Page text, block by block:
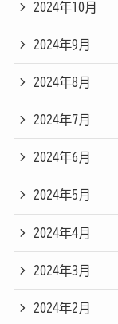
2024年10月
2024年9月
2024年8月
2024年7月
2024年6月
2024年5月
2024年4月
2024年3月
2024年2月